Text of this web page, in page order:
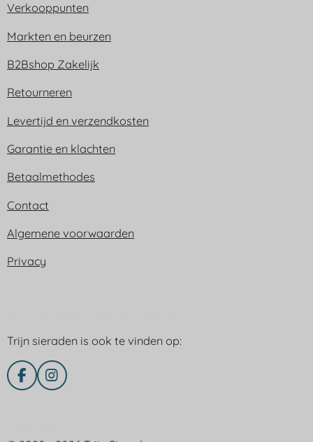
Verkooppunten
Markten en beurzen
B2Bshop Zakelijk
Retourneren
Levertijd en verzendkosten
Garantie en klachten
Betaalmethodes
Contact
Algemene voorwaarden
Privacy
Trijn sieraden is ook te vinden op:
F
a
I
n